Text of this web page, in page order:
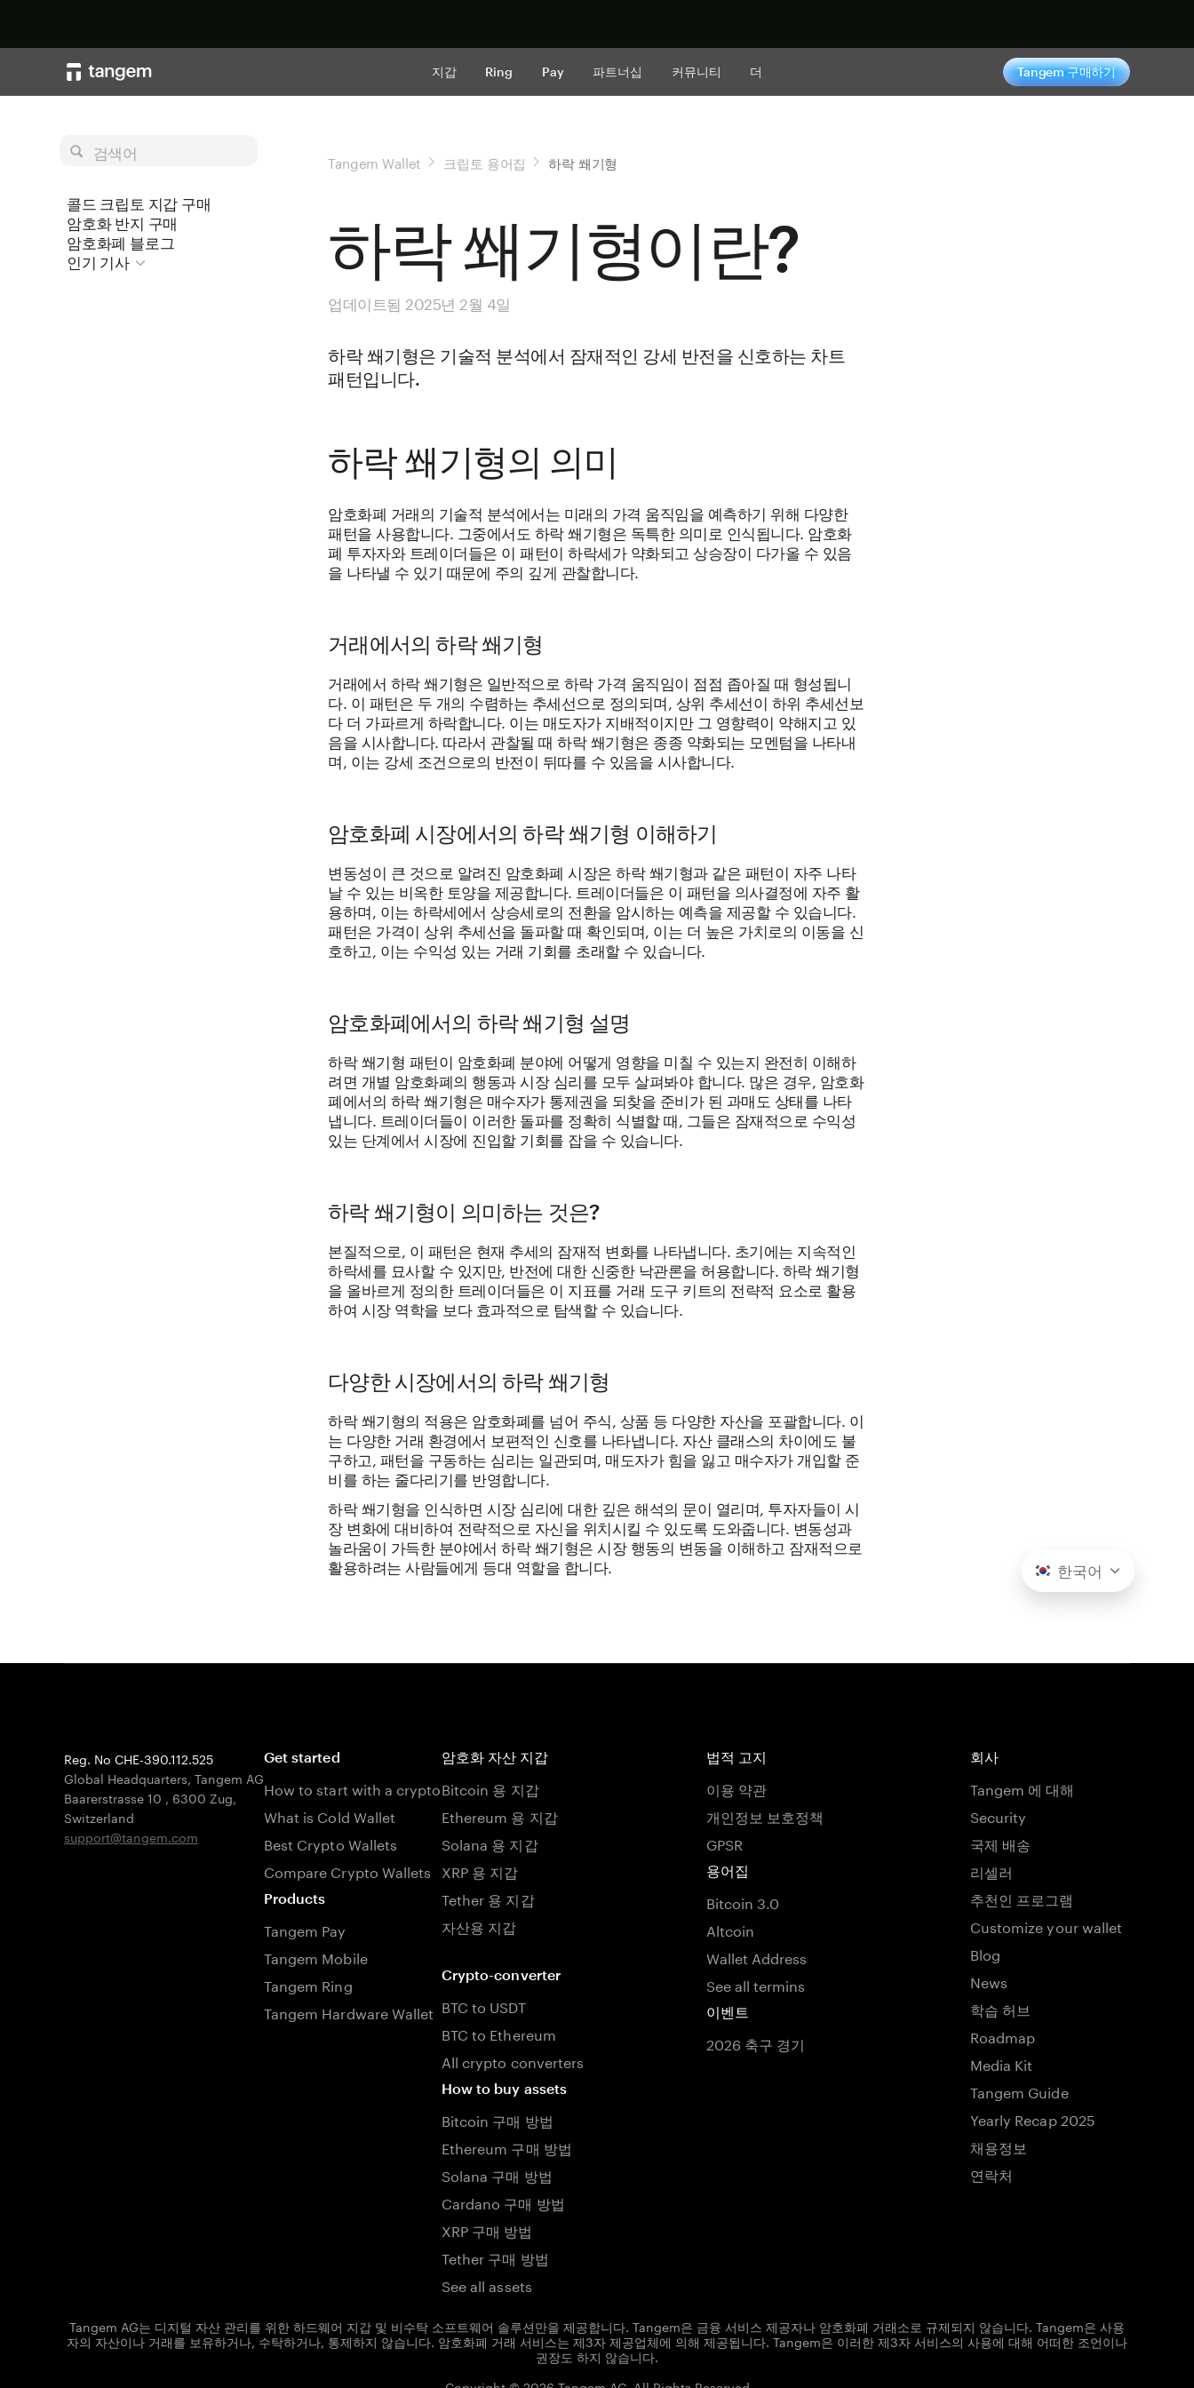
지갑 Ring Pay 파트너십 커뮤니티 더 Tangem 구매하기
검색어
콜드 크립토 지갑 구매
암호화 반지 구매
암호화폐 블로그
인기 기사
Tangem Wallet 크립토 용어집 하락 쐐기형
하락 쐐기형이란?
업데이트됨 2025년 2월 4일
하락 쐐기형은 기술적 분석에서 잠재적인 강세 반전을 신호하는 차트
패턴입니다.
하락 쐐기형의 의미
암호화폐 거래의 기술적 분석에서는 미래의 가격 움직임을 예측하기 위해 다양한
패턴을 사용합니다. 그중에서도 하락 쐐기형은 독특한 의미로 인식됩니다. 암호화
폐 투자자와 트레이더들은 이 패턴이 하락세가 약화되고 상승장이 다가올 수 있음
을 나타낼 수 있기 때문에 주의 깊게 관찰합니다.
거래에서의 하락 쐐기형
거래에서 하락 쐐기형은 일반적으로 하락 가격 움직임이 점점 좁아질 때 형성됩니
다. 이 패턴은 두 개의 수렴하는 추세선으로 정의되며, 상위 추세선이 하위 추세선보
다 더 가파르게 하락합니다. 이는 매도자가 지배적이지만 그 영향력이 약해지고 있
음을 시사합니다. 따라서 관찰될 때 하락 쐐기형은 종종 약화되는 모멘텀을 나타내
며, 이는 강세 조건으로의 반전이 뒤따를 수 있음을 시사합니다.
암호화폐 시장에서의 하락 쐐기형 이해하기
변동성이 큰 것으로 알려진 암호화폐 시장은 하락 쐐기형과 같은 패턴이 자주 나타
날 수 있는 비옥한 토양을 제공합니다. 트레이더들은 이 패턴을 의사결정에 자주 활
용하며, 이는 하락세에서 상승세로의 전환을 암시하는 예측을 제공할 수 있습니다.
패턴은 가격이 상위 추세선을 돌파할 때 확인되며, 이는 더 높은 가치로의 이동을 신
호하고, 이는 수익성 있는 거래 기회를 초래할 수 있습니다.
암호화폐에서의 하락 쐐기형 설명
하락 쐐기형 패턴이 암호화폐 분야에 어떻게 영향을 미칠 수 있는지 완전히 이해하
려면 개별 암호화폐의 행동과 시장 심리를 모두 살펴봐야 합니다. 많은 경우, 암호화
폐에서의 하락 쐐기형은 매수자가 통제권을 되찾을 준비가 된 과매도 상태를 나타
냅니다. 트레이더들이 이러한 돌파를 정확히 식별할 때, 그들은 잠재적으로 수익성
있는 단계에서 시장에 진입할 기회를 잡을 수 있습니다.
하락 쐐기형이 의미하는 것은?
본질적으로, 이 패턴은 현재 추세의 잠재적 변화를 나타냅니다. 초기에는 지속적인
하락세를 묘사할 수 있지만, 반전에 대한 신중한 낙관론을 허용합니다. 하락 쐐기형
을 올바르게 정의한 트레이더들은 이 지표를 거래 도구 키트의 전략적 요소로 활용
하여 시장 역학을 보다 효과적으로 탐색할 수 있습니다.
다양한 시장에서의 하락 쐐기형
하락 쐐기형의 적용은 암호화폐를 넘어 주식, 상품 등 다양한 자산을 포괄합니다. 이
는 다양한 거래 환경에서 보편적인 신호를 나타냅니다. 자산 클래스의 차이에도 불
구하고, 패턴을 구동하는 심리는 일관되며, 매도자가 힘을 잃고 매수자가 개입할 준
비를 하는 줄다리기를 반영합니다.
하락 쐐기형을 인식하면 시장 심리에 대한 깊은 해석의 문이 열리며, 투자자들이 시
장 변화에 대비하여 전략적으로 자신을 위치시킬 수 있도록 도와줍니다. 변동성과
놀라움이 가득한 분야에서 하락 쐐기형은 시장 행동의 변동을 이해하고 잠재적으로
활용하려는 사람들에게 등대 역할을 합니다.
한국어
Reg. No CHE-390.112.525
Global Headquarters, Tangem AG
Baarerstrasse 10 , 6300 Zug,
Switzerland
support@tangem.com
Get started
How to start with a crypto
What is Cold Wallet
Best Crypto Wallets
Compare Crypto Wallets
Products
Tangem Pay
Tangem Mobile
Tangem Ring
Tangem Hardware Wallet
암호화 자산 지갑
Bitcoin 용 지갑
Ethereum 용 지갑
Solana 용 지갑
XRP 용 지갑
Tether 용 지갑
자산용 지갑
Crypto-converter
BTC to USDT
BTC to Ethereum
All crypto converters
How to buy assets
Bitcoin 구매 방법
Ethereum 구매 방법
Solana 구매 방법
Cardano 구매 방법
XRP 구매 방법
Tether 구매 방법
See all assets
법적 고지
이용 약관
개인정보 보호정책
GPSR
용어집
Bitcoin 3.0
Altcoin
Wallet Address
See all termins
이벤트
2026 축구 경기
회사
Tangem 에 대해
Security
국제 배송
리셀러
추천인 프로그램
Customize your wallet
Blog
News
학습 허브
Roadmap
Media Kit
Tangem Guide
Yearly Recap 2025
채용정보
연락처
Tangem AG는 디지털 자산 관리를 위한 하드웨어 지갑 및 비수탁 소프트웨어 솔루션만을 제공합니다. Tangem은 금융 서비스 제공자나 암호화폐 거래소로 규제되지 않습니다. Tangem은 사용
자의 자산이나 거래를 보유하거나, 수탁하거나, 통제하지 않습니다. 암호화폐 거래 서비스는 제3자 제공업체에 의해 제공됩니다. Tangem은 이러한 제3자 서비스의 사용에 대해 어떠한 조언이나
권장도 하지 않습니다.